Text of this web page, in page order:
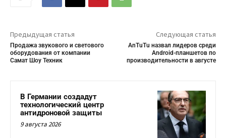
Предыдущая статья
Продажа звукового и светового
оборудования от компании
Самат Шоу Техник
Следующая статья
AnTuTu назвал лидеров среди
Android-планшетов по
производительности в августе
В Германии создадут
технологический центр
антидроновой защиты
9 августа 2026